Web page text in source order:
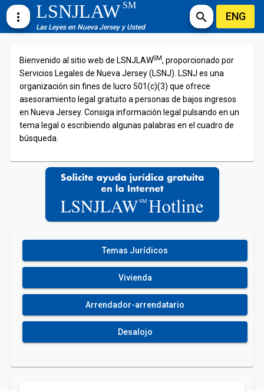
more_vert LSNJLAWSM
Las Leyes en Nueva Jersey y Usted
search ENG
Bienvenido al sitio web de LSNJLAWSM, proporcionado por
Servicios Legales de Nueva Jersey (LSNJ). LSNJ es una
organización sin fines de lucro 501(c)(3) que ofrece
asesoramiento legal gratuito a personas de bajos ingresos
en Nueva Jersey. Consiga información legal pulsando en un
tema legal o escribiendo algunas palabras en el cuadro de
búsqueda.
Temas Jurídicos
Vivienda
Arrendador-arrendatario
Desalojo